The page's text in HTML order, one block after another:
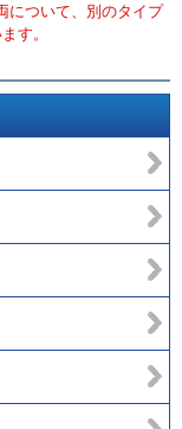
について、別のタイプ
す。